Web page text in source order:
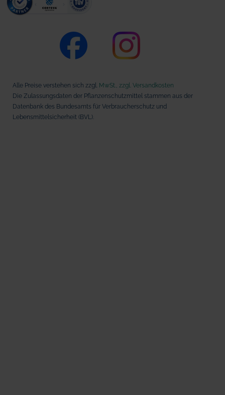
Alle Preise verstehen sich zzgl. MwSt., zzgl. Versandkosten
Die Zulassungsdaten der Pflanzenschutzmittel stammen aus der
Datenbank des Bundesamts für Verbraucherschutz und
Lebensmittelsicherheit (BVL).